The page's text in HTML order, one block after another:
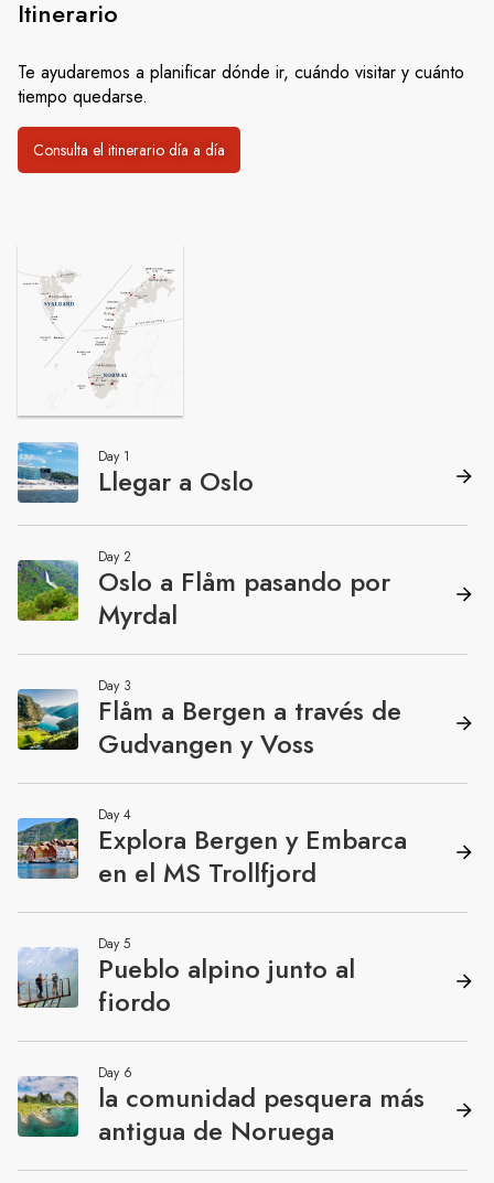
Itinerario
Te ayudaremos a planificar dónde ir, cuándo visitar y cuánto
tiempo quedarse.
Consulta el itinerario día a día